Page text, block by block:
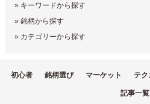
» キーワードから探す
» 銘柄から探す
» カテゴリーから探す
初心者 銘柄選び マーケット テク
記事一覧